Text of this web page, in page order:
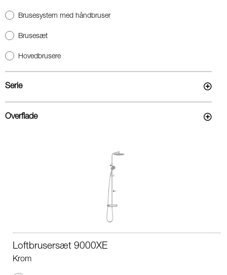
Brusesystem med håndbruser
Brusesæt
Hovedbrusere
Serie
Overflade
Loftbrusersæt 9000XE
Krom